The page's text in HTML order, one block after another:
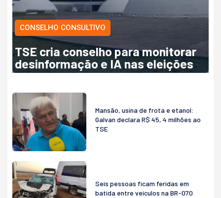
CONSELHO CONSULTIVO
TSE cria conselho para monitorar
desinformação e IA nas eleições
Mansão, usina de frota e etanol:
Galvan declara R$ 45, 4 milhões ao
TSE
Seis pessoas ficam feridas em
batida entre veículos na BR-070